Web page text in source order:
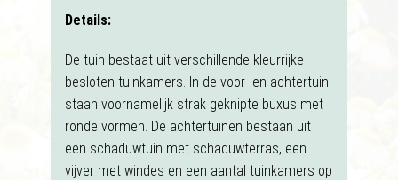
Details:
De tuin bestaat uit verschillende kleurrijke
besloten tuinkamers. In de voor- en achtertuin
staan voornamelijk strak geknipte buxus met
ronde vormen. De achtertuinen bestaan uit
een schaduwtuin met schaduwterras, een
vijver met windes en een aantal tuinkamers op